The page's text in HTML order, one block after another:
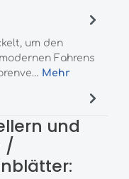
um den
Fahrens
Mehr
und
/